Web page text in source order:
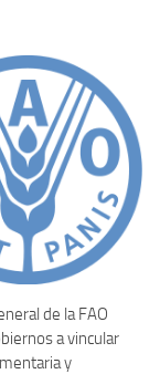
de la FAO
a vincular
y